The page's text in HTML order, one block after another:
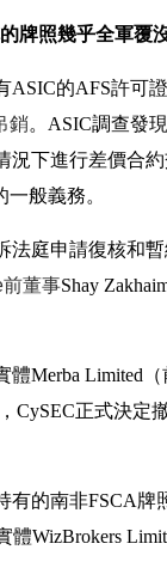
牌照幾乎全軍覆
ASIC的AFS許
銷。ASIC調查發
況下進行差價合
般義務。
法庭申請復核和
董事Shay
體Merba Limited
CySEC正式決
有的南非FSCA牌
體WizBrokers